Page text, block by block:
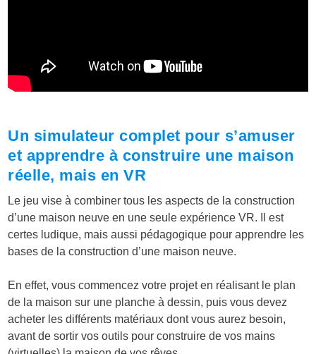
Un simulateur complet pour s’amuser
et apprendre à construire une maison
réelle, mais en VR
Le jeu vise à combiner tous les aspects de la construction
d’une maison neuve en une seule expérience VR. Il est
certes ludique, mais aussi pédagogique pour apprendre les
bases de la construction d’une maison neuve.
En effet, vous commencez votre projet en réalisant le plan
de la maison sur une planche à dessin, puis vous devez
acheter les différents matériaux dont vous aurez besoin,
avant de sortir vos outils pour construire de vos mains